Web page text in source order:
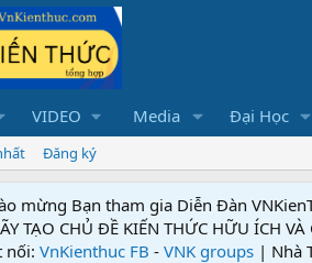
VIDEO Media Đại Học
Đăng ký
mừng Bạn tham gia Diễn Đàn
TẠO CHỦ ĐỀ KIẾN THỨC HỮU ÍCH
nối: VnKienthuc FB - VNK groups | Nhà